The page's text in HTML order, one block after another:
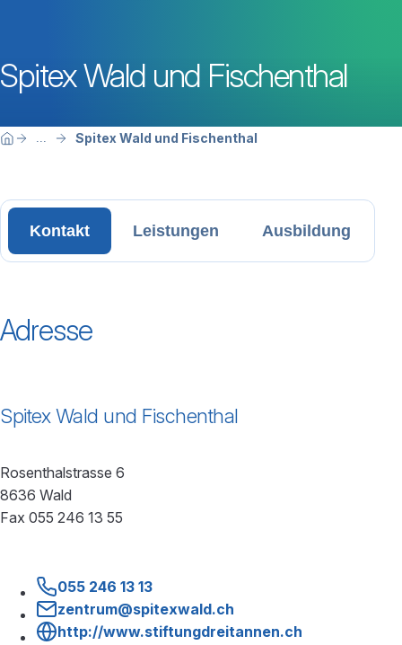
Spitex Wald und Fischenthal
Breadcrumbnavigation
Sie befinden sich hier:
Home ... Spitex Wald und Fischenthal
Kontakt Leistungen Ausbildung
Adresse
Spitex Wald und Fischenthal
Rosenthalstrasse 6
8636 Wald
Fax 055 246 13 55
055 246 13 13
zentrum@spitexwald.ch
http://www.stiftungdreitannen.ch